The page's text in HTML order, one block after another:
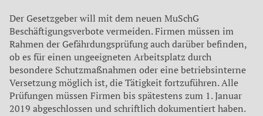
Der Gesetzgeber will mit dem neuen MuSchG
Beschäftigungsverbote ver­meiden. Firmen müssen im
Rahmen der Gefährdungsprüfung auch darüber befinden,
ob es für einen ungeeigneten Arbeitsplatz durch
besondere Schutz­maßnahmen oder eine betriebsinterne
Versetzung möglich ist, die Tätigkeit fortzuführen. Alle
Prüfungen müssen Firmen bis spätestens zum 1. Januar
2019 abgeschlossen und schriftlich dokumentiert haben.